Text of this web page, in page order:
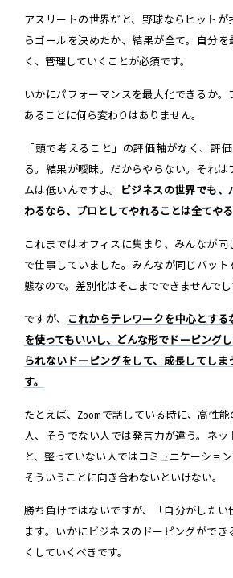
アスリートの世界だと、野球ならヒットが
らゴールを決めたか、結果が全て。自分を
く、管理していくことが必須です。
いかにパフォーマンスを最大化できるか。
あることに何ら変わりはありません。
「頭で考えること」の評価軸がなく、評
る。結果が曖昧。だからやらない。それは
ムは低いんですよ。
ビジネスの世界でも
わるなら、プロとしてやれることは全てやる
これまではオフィスに集まり、みんなが同
で仕事していました。みんなが同じバット
態なので。差別化はそこまでできませんでし
ですが、
これからテレワークを中心とする
を使ってもいいし、どんな形でドーピング
られないドーピングをして、成長してし
す。
たとえば、Zoomで話している時に、高性
人、そうでない人では発言力が違う。ネッ
と、整っていない人ではコミュニケーション
そういうことに向き合わないといけない。
勝ち負けではないですが、「自分がしたい
ます。いかにビジネスのドーピングがで
くしていくべきです。